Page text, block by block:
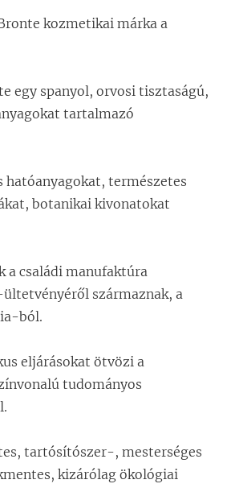
kozmetikai márka a
egy spanyol, orvosi tisztaságú,
tartalmazó
természetes
botanikai kivonatokat
a családi manufaktúra
származnak, a
ból.
eljárásokat ötvözi a
tudományos
tartósítószer-, mesterséges
kizárólag ökológiai